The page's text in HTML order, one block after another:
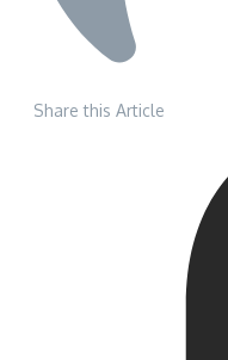
Share this Article